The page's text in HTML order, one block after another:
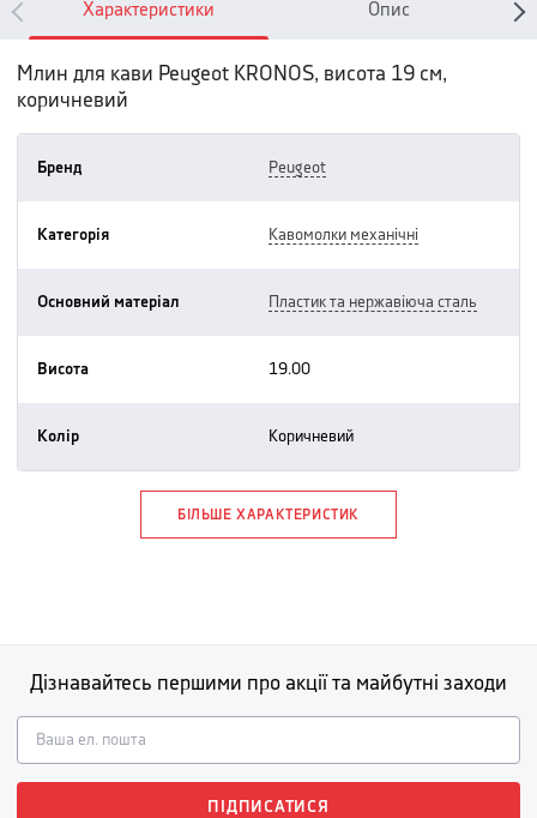
Характеристики Опис
Млин для кави Peugeot KRONOS, висота 19 см,
коричневий
Бренд peugeot
Категорія кавомолки механічні
Основний матеріал пластик та нержавіюча сталь
Висота 19.00
Колір коричневий
БІЛЬШЕ ХАРАКТЕРИСТИК
Дізнавайтесь першими про акції та майбутні заходи
ПІДПИСАТИСЯ